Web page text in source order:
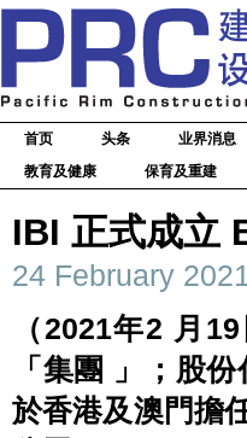
首页
头条 业界消息
教育及健康
保育及重建
IBI 正式成
24 February
（2021年2 月
「集團 」；股
於香港及澳門擔